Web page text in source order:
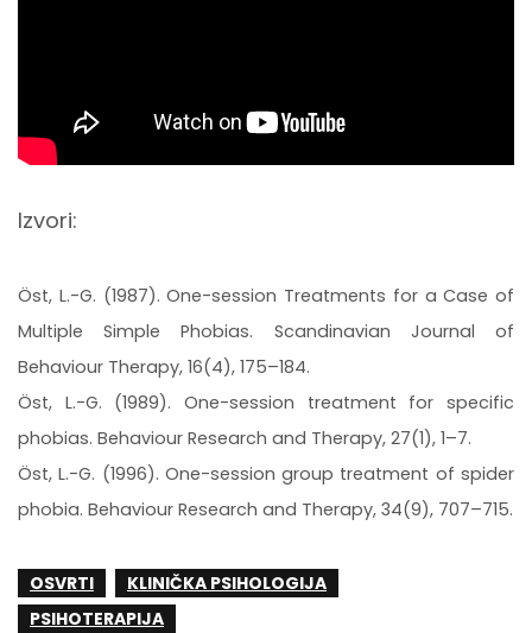
Izvori:
Öst, L.-G. (1987). One-session Treatments for a Case of
Multiple Simple Phobias. Scandinavian Journal of
Behaviour Therapy, 16(4), 175–184.
Öst, L.-G. (1989). One-session treatment for specific
phobias. Behaviour Research and Therapy, 27(1), 1–7.
Öst, L.-G. (1996). One-session group treatment of spider
phobia. Behaviour Research and Therapy, 34(9), 707–715.
OSVRTI
KLINIČKA PSIHOLOGIJA
PSIHOTERAPIJA